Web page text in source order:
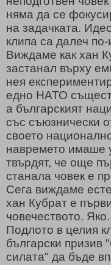
няма да се
на задачката.
клипа са далеч
Виждаме как хан
застанал върху
нея
едно НАТО
а българският
със съюзнически
своето
навремето имаше
твърдят, че още
станала човек е
Сега виждаме
хан Кубрат е
човечеството. Яко.
Подлото в целия
български призив
силата" да бъде